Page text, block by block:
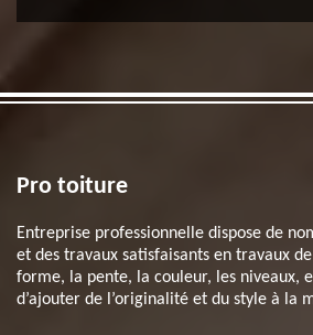
Pro toiture
Entreprise professionnelle dispose de
et des travaux satisfaisants en travaux
forme, la pente, la couleur, les niveaux,
d’ajouter de l’originalité et du style à la